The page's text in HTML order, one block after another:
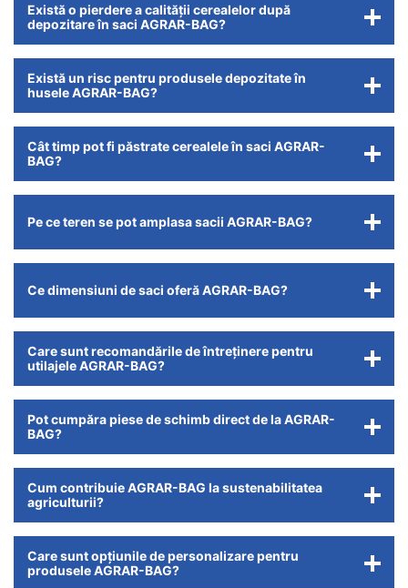
Există o pierdere a calității cerealelor după
depozitare în saci AGRAR-BAG?
Există un risc pentru produsele depozitate în
husele AGRAR-BAG?
Cât timp pot fi păstrate cerealele în saci AGRAR-
BAG?
Pe ce teren se pot amplasa sacii AGRAR-BAG?
Ce dimensiuni de saci oferă AGRAR-BAG?
Care sunt recomandările de întreținere pentru
utilajele AGRAR-BAG?
Pot cumpăra piese de schimb direct de la AGRAR-
BAG?
Cum contribuie AGRAR-BAG la sustenabilitatea
agriculturii?
Care sunt opțiunile de personalizare pentru
produsele AGRAR-BAG?